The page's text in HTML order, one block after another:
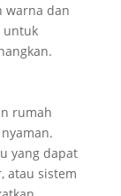
warna dan
untuk
rumah
yang dapat
atau sistem